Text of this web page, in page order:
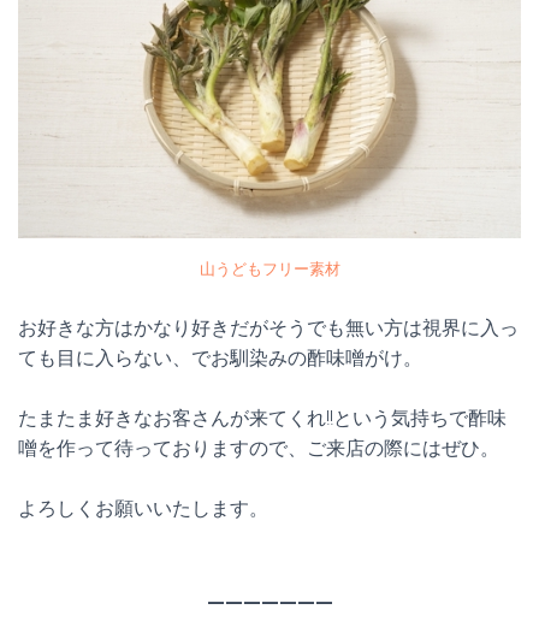
山うどもフリー素材
お好きな方はかなり好きだがそうでも無い方は視界に入っ
ても目に入らない、でお馴染みの酢味噌がけ。
たまたま好きなお客さんが来てくれ!!という気持ちで酢味
噌を作って待っておりますので、ご来店の際にはぜひ。
よろしくお願いいたします。
———————